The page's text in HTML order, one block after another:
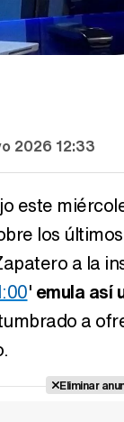
2026 12:33
este
los
a la
' emula así
a
Eliminar